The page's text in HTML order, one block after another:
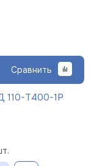
Сравнить
110-Т400-1Р